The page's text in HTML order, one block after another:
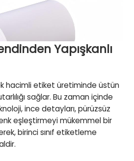
Yapışkanlı
hacimli etiket üretiminde üstün
sağlar. Bu zaman içinde
ince detayları, pürüzsüz
eşleştirmeyi mükemmel bir
birinci sınıf etiketleme